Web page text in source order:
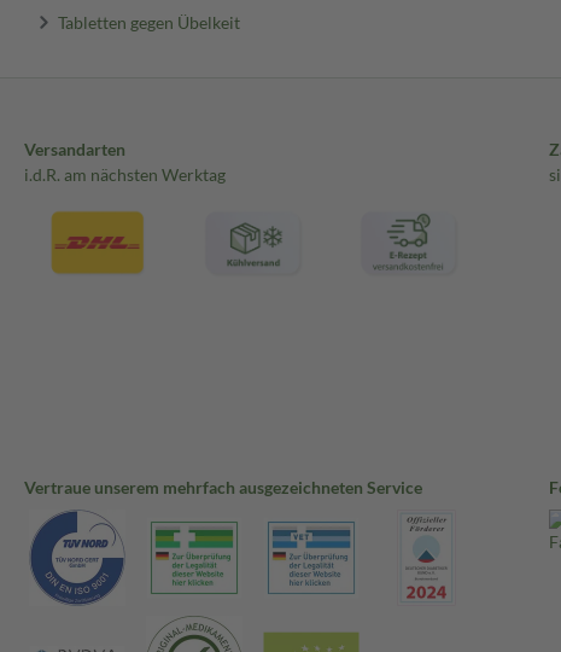
Tabletten gegen Übelkeit
Versandarten
i.d.R. am nächsten Werktag
Vertraue unserem mehrfach ausgezeichneten Service